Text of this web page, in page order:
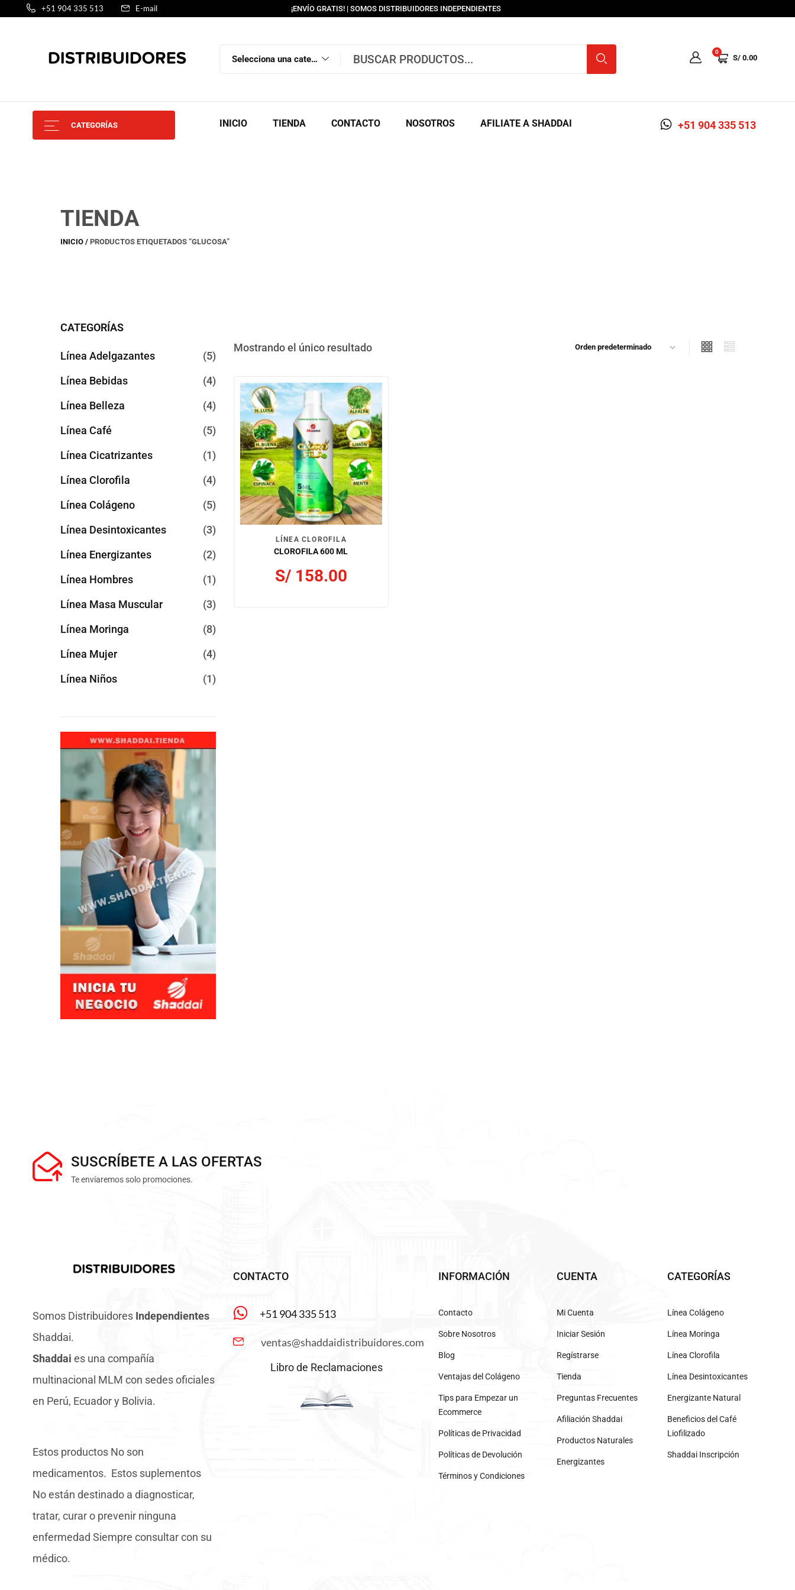
+51 904 335 513 E-mail ¡ENVÍO GRATIS! | SOMOS DISTRIBUIDORES INDEPENDIENTES
Selecciona una categoría
0
S/ 0.00
CATEGORÍAS INICIO TIENDA CONTACTO NOSOTROS AFILIATE A SHADDAI +51 904 335 513
TIENDA
INICIO PRODUCTOS ETIQUETADOS “GLUCOSA”
CATEGORÍAS
Línea Adelgazantes
5
Línea Bebidas
4
Línea Belleza
4
Línea Café
5
Línea Cicatrizantes
1
Línea Clorofila
4
Línea Colágeno
5
Línea Desintoxicantes
3
Línea Energizantes
2
Línea Hombres
1
Línea Masa Muscular
3
Línea Moringa
8
Línea Mujer
4
Línea Niños
1
Mostrando el único resultado
LÍNEA CLOROFILA
CLOROFILA 600 ML
S/158.00
SUSCRÍBETE A LAS OFERTAS
Te envíaremos solo promociones.
Somos Distribuidores Independientes
Shaddai.
Shaddai es una compañía
multinacional MLM con sedes oficiales
en Perú, Ecuador y Bolivia.
Estos productos No son
medicamentos. Estos suplementos
No están destinado a diagnosticar,
tratar, curar o prevenir ninguna
enfermedad Siempre consultar con su
médico.
CONTACTO
+51 904 335 513
ventas@shaddaidistribuidores.com
Libro de Reclamaciones
INFORMACIÓN
Contacto
Sobre Nosotros
Blog
Ventajas del Colágeno
Tips para Empezar un
Ecommerce
Políticas de Privacidad
Políticas de Devolución
Términos y Condiciones
CUENTA
Mi Cuenta
Iniciar Sesión
Regístrarse
Tienda
Preguntas Frecuentes
Afiliación Shaddai
Productos Naturales
Energizantes
CATEGORÍAS
Línea Colágeno
Línea Moringa
Línea Clorofila
Línea Desintoxicantes
Energizante Natural
Beneficios del Café
Liofilizado
Shaddai Inscripción